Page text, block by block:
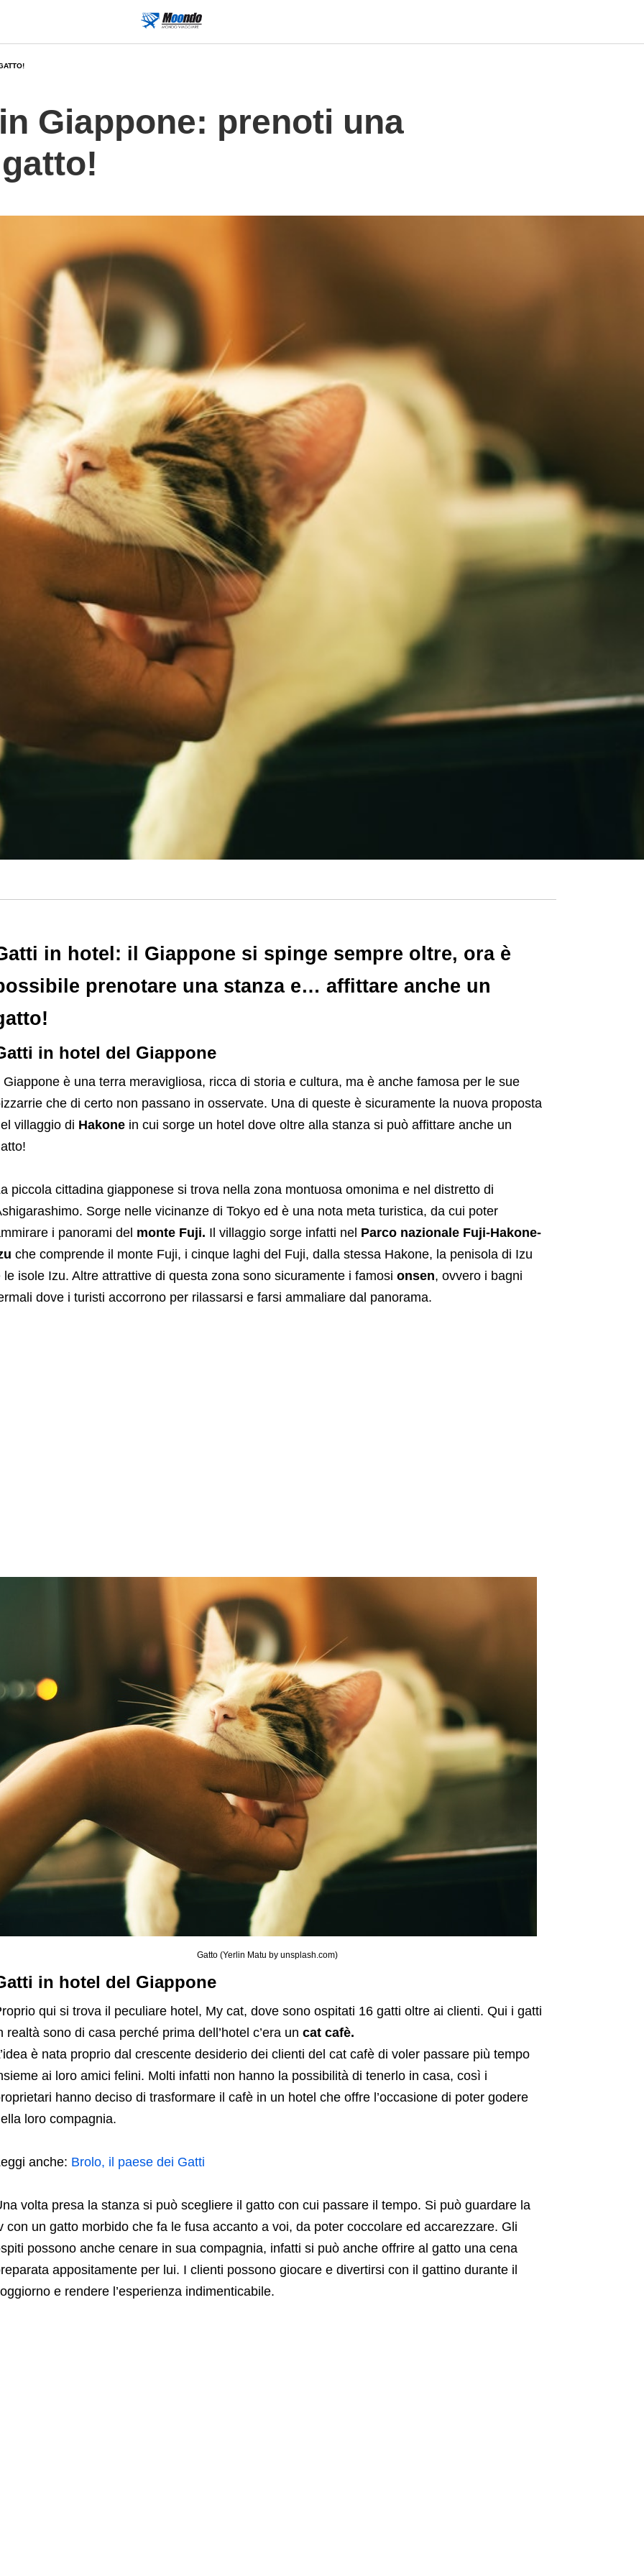
Giappone: prenoti una
in hotel: il Giappone si spinge sempre oltre, ora è
prenotare una stanza e… affittare anche un
in hotel del Giappone
Giappone è una terra meravigliosa, ricca di storia e cultura, ma è anche famosa per le sue
che di certo non passano in osservate. Una di queste è sicuramente la nuova proposta
villaggio di Hakonein cui sorge un hotel dove oltre alla stanza si può affittare anche un
piccola cittadina giapponese si trova nella zona montuosa omonima e nel distretto di
Sorge nelle vicinanze di Tokyo ed è una nota meta turistica, da cui poter
i panorami del monte Fuji. Il villaggio sorge infatti nel Parco nazionale Fuji-Hakone-
che comprende il monte Fuji, i cinque laghi del Fuji, dalla stessa Hakone, la penisola di Izu
le isole Izu. Altre attrattive di questa zona sono sicuramente i famosi onsen, ovvero i bagni
dove i turisti accorrono per rilassarsi e farsi ammaliare dal panorama.
Gatto (Yerlin Matu by unsplash.com)
in hotel del Giappone
qui si trova il peculiare hotel, My cat, dove sono ospitati 16 gatti oltre ai clienti. Qui i gatti
realtà sono di casa perché prima dell’hotel c’era un cat cafè.
è nata proprio dal crescente desiderio dei clienti del cat cafè di voler passare più tempo
ai loro amici felini. Molti infatti non hanno la possibilità di tenerlo in casa, così i
hanno deciso di trasformare il cafè in un hotel che offre l’occasione di poter godere
loro compagnia.
anche: Brolo, il paese dei Gatti
volta presa la stanza si può scegliere il gatto con cui passare il tempo. Si può guardare la
con un gatto morbido che fa le fusa accanto a voi, da poter coccolare ed accarezzare. Gli
possono anche cenare in sua compagnia, infatti si può anche offrire al gatto una cena
appositamente per lui. I clienti possono giocare e divertirsi con il gattino durante il
e rendere l’esperienza indimenticabile.